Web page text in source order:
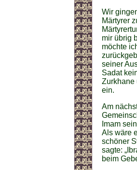
Wir
Märtyrer
mir übrig
möchte
seiner
Sadat
Zurkhane
ein.
Am
Imam
Als wäre
schöner
sagte:
beim